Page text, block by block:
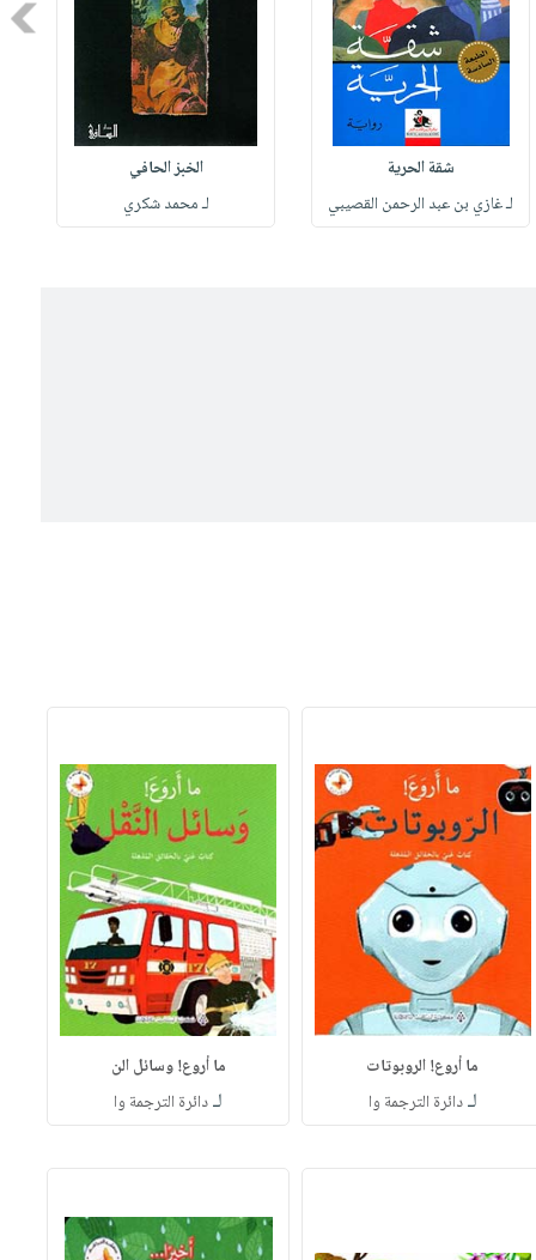
شقة الحرية
لـ غازي بن عبد الرحمن القصيبي
الخبز الحافي
لـ محمد شكري
ما أروع! الروبوتات
لـدائرة الترجمة وا
ما أروع! وسائل الن
لـدائرة الترجمة وا